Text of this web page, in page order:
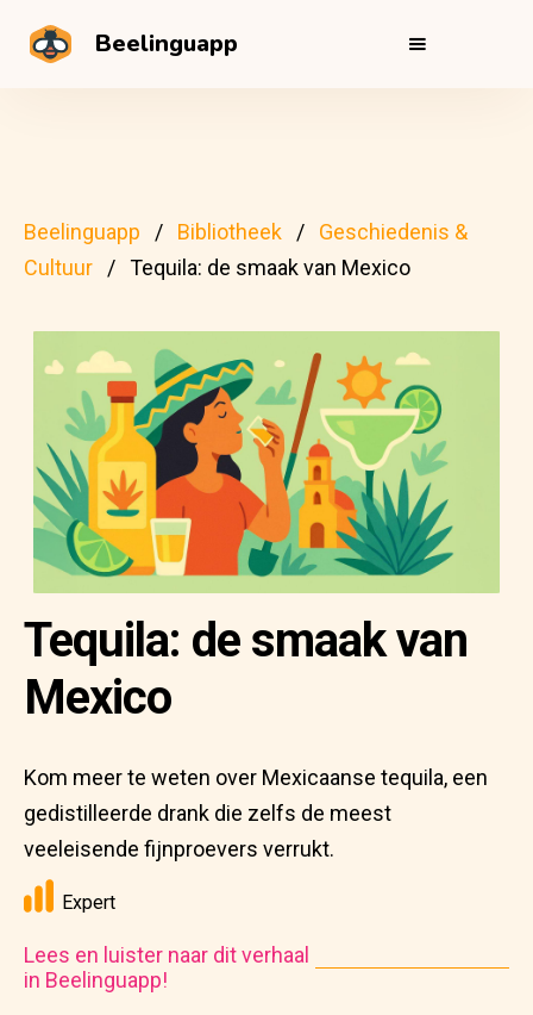
Beelinguapp
Beelinguapp Bibliotheek
Geschiedenis &
Cultuur
Tequila: de smaak van Mexico
Tequila: de smaak van
Mexico
Kom meer te weten over Mexicaanse tequila, een
gedistilleerde drank die zelfs de meest
veeleisende fijnproevers verrukt.
Expert
Lees en luister naar dit verhaal
in Beelinguapp!